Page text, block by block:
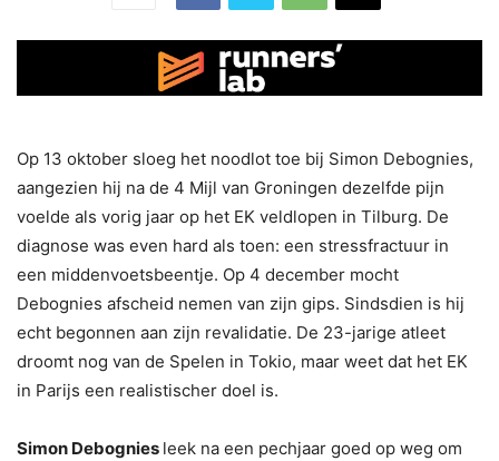
Op 13 oktober sloeg het noodlot toe bij Simon Debognies,
aangezien hij na de 4 Mijl van Groningen dezelfde pijn
voelde als vorig jaar op het EK veldlopen in Tilburg. De
diagnose was even hard als toen: een stressfractuur in
een middenvoetsbeentje. Op 4 december mocht
Debognies afscheid nemen van zijn gips. Sindsdien is hij
echt begonnen aan zijn revalidatie. De 23-jarige atleet
droomt nog van de Spelen in Tokio, maar weet dat het EK
in Parijs een realistischer doel is.
Simon Debognies leek na een pechjaar goed op weg om